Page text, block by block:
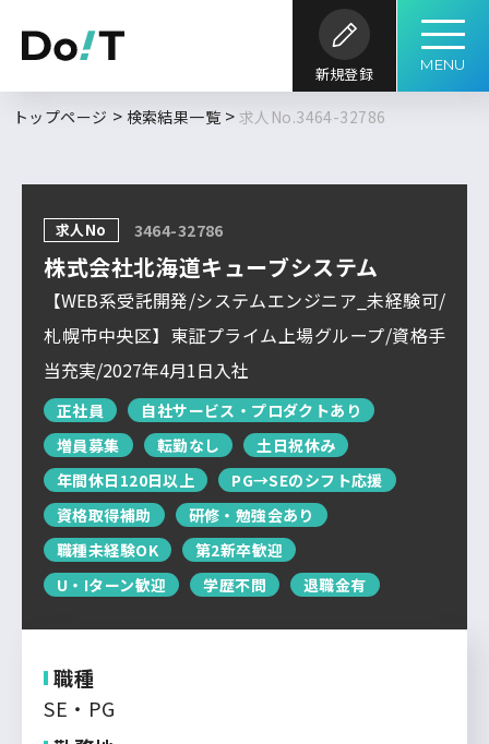
新規登録 MENU
DoITについて
サービス概要 求人特集 よくあるご質問
運営会社について
企業担当者の方へ
お問い合わせ
求人を探す
新着求人一覧
検索履歴はありません。
勤務地 職種 開発内容
言語 キーワード
フルリモート
北海道
東北
関東
北信越
東海
関西
中国・四国
九州・沖縄
トップページ 検索結果一覧 求人No.3464-32786
求人No 3464-32786
株式会社北海道キューブシステム
【WEB系受託開発/システムエンジニア_未経験可/
札幌市中央区】東証プライム上場グループ/資格手
当充実/2027年4月1日入社
正社員
自社サービス・プロダクトあり
増員募集
転勤なし
土日祝休み
年間休日120日以上
PG→SEのシフト応援
資格取得補助
研修・勉強会あり
職種未経験OK
第2新卒歓迎
U・Iターン歓迎
学歴不問 退職金有
職種
SE・PG